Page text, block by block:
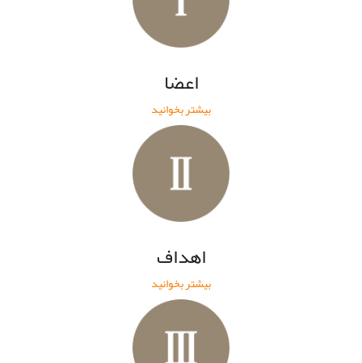
اعضا
بیشتر بخوانید
اهداف
بیشتر بخوانید